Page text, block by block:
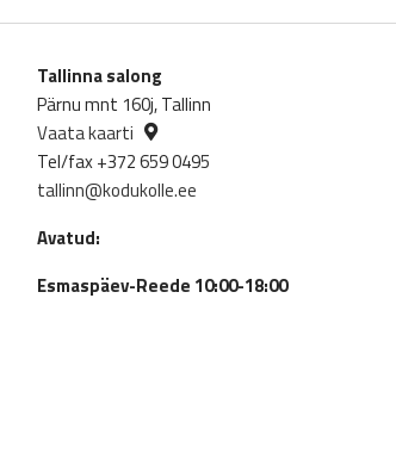
is:
850.50€.
Tallinna salong
Pärnu mnt 160j, Tallinn
Vaata kaarti
Tel/fax +372 659 0495
tallinn@kodukolle.ee
Avatud:
Esmaspäev-Reede 10:00-18:00